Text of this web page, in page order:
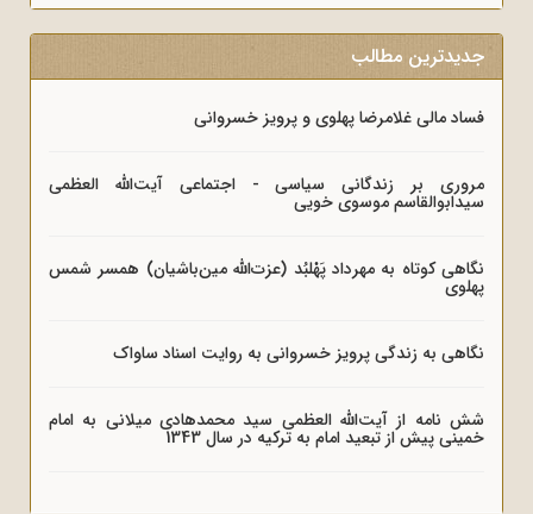
جدیدترین مطالب
فساد مالی غلامرضا پهلوی و پرویز خسروانی
مروری بر زندگانی سیاسی - اجتماعی آیت‌الله العظمی
سیدابوالقاسم موسوی خویی
نگاهی کوتاه به مهرداد پَهْلبُد (عزت‌الله مین‌باشیان) همسر شمس
پهلوی
نگاهی به زندگی پرویز خسروانی به روایت اسناد ساواک
شش نامه از آیت‌الله العظمی سید محمدهادی میلانی به امام
خمینی پیش از تبعید امام به ترکیه در سال 1343